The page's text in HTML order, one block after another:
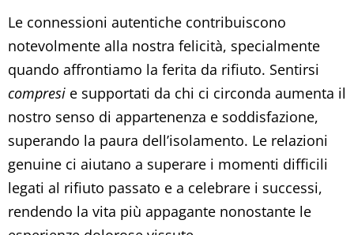
Le connessioni autentiche contribuiscono
notevolmente alla nostra felicità, specialmente
quando affrontiamo la ferita da rifiuto. Sentirsi
compresi e supportati da chi ci circonda aumenta il
nostro senso di appartenenza e soddisfazione,
superando la paura dell’isolamento. Le relazioni
genuine ci aiutano a superare i momenti difficili
legati al rifiuto passato e a celebrare i successi,
rendendo la vita più appagante nonostante le